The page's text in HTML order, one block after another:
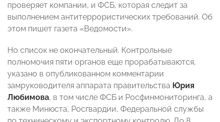
проверяет компании, и ФСБ, которая следит за
выполнением антитеррористических требований. Об
этом пишет газета «Ведомости».
Но список не окончательный. Контрольные
полномочия пяти органов еще прорабатываются,
указано в опубликованном комментарии
замруководителя аппарата правительства Юрия
Любимова, в том числе ФСБ и Росфинмониторинга, а
также Минюста, Росгвардии, Федеральной службы